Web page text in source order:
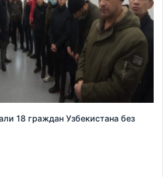
18 граждан Узбекистана без